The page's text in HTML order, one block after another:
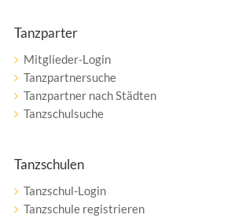
Tanzparter
Mitglieder-Login
Tanzpartnersuche
Tanzpartner nach Städten
Tanzschulsuche
Tanzschulen
Tanzschul-Login
Tanzschule registrieren